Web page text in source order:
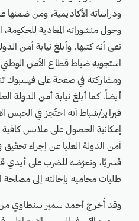
ودراساته الأكاديمية، ومن ضمنها
وحول منشوراته المعادية للحكومة،
نفى أنه كتبها. وأبلغ نيابة أمن الدولة
استجوبه ضباط قطاع الأمن الوطني
ومشاركته في صفحة على فيسبوك
فبراير/شباط أنه احتُجز في الحبس
إمكانية الحصول على ملابس كافية
أمن الدولة العليا عن إجراء تحقيق في
قسريًا، وتعرّضه للضرب على أيدي قطاع
طلبات محاميه بإحالته إلى مصلحة
وقد أُخرج أحمد سمير سنطاوي من